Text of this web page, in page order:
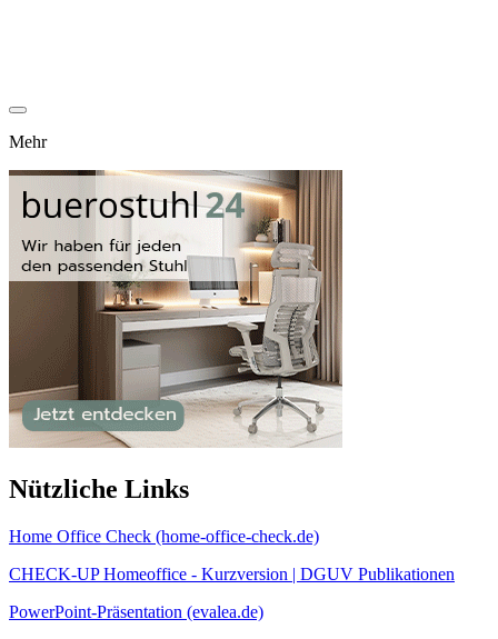
Mehr
Nützliche Links
Home Office Check (home-office-check.de)
CHECK-UP Homeoffice - Kurzversion | DGUV Publikationen
PowerPoint-Präsentation (evalea.de)